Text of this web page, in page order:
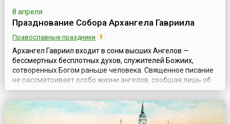
8 апреля
Празднование Собора Архангела Гавриила
Православные праздники
Архангел Гавриил входит в сонм высших Ангелов —
бессмертных бесплотных духов, служителей Божиих,
сотворенных Богом раньше человека. Священное писание
не рассматривает особо жизни ангелов, сообщая лишь об
их явлениях людям; вера Христова, направляющая все
силы человеческого ума и сердца к Богу, также не
углубляется в область ангелологии. Ангелы были
сотворены Богом свободными существами. Часть ...